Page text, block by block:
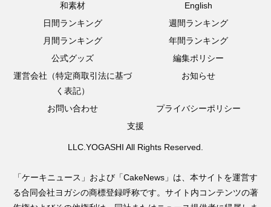
和素材
English
日間ランキング
週間ランキング
月間ランキング
年間ランキング
公式グッズ
編集ポリシー
運営会社（特定商取引法に基づ
く表記）
お知らせ
お問い合わせ
プライバシーポリシー
支援
LLC.YOGASHI All Rights Reserved.
「ケーキニュース」および「CakeNews」は、本サイトを運営す
る合同会社ヨガシの商標登録呼称です。サイト内コンテンツの著